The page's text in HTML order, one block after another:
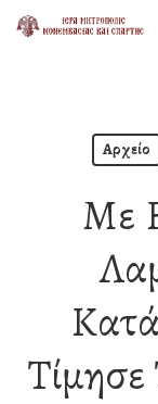
Skip
Αρχείο
Με